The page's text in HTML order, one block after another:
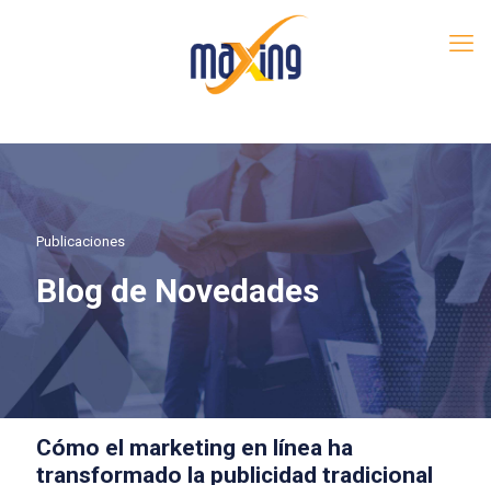
Publicaciones
Blog de Novedades
Cómo el marketing en línea ha
transformado la publicidad tradicional